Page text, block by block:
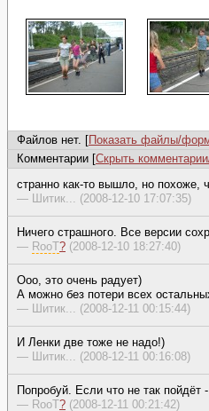
Файлов нет. [Показать файлы/
Комментарии [Скрыть
странно как-то вышло, но похоже,
— Шитик... (2008-12-10 17:07:35)
Ничего страшного. Все версии
— RooT? (2008-12-10 18:27:40)
Ооо, это очень радует)
А можно без потери всех
— Шитик... (2008-12-11 00:15:44)
И Ленки две тоже не надо!)
— Шитик... (2008-12-11 00:16:08)
Попробуй. Если что не так
— RooT? (2008-12-11 00:21:42)